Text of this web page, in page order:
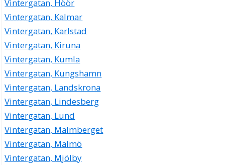
Vintergatan, Höör
Vintergatan, Kalmar
Vintergatan, Karlstad
Vintergatan, Kiruna
Vintergatan, Kumla
Vintergatan, Kungshamn
Vintergatan, Landskrona
Vintergatan, Lindesberg
Vintergatan, Lund
Vintergatan, Malmberget
Vintergatan, Malmö
Vintergatan, Mjölby